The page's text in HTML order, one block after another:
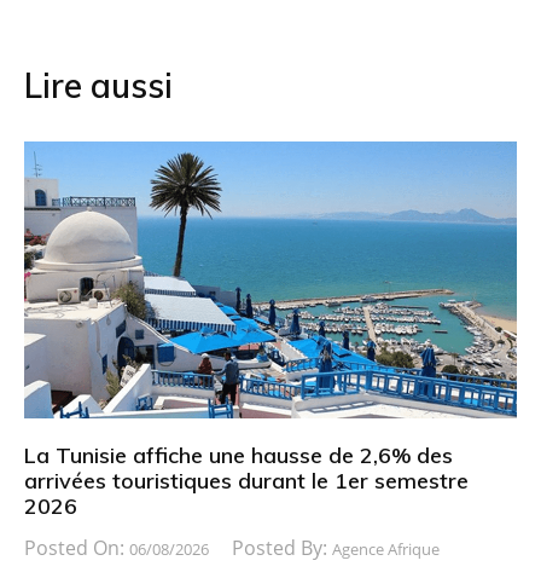
Lire aussi
La Tunisie affiche une hausse de 2,6% des
arrivées touristiques durant le 1er semestre
2026
Posted On: 06/08/2026 Posted By: Agence Afrique